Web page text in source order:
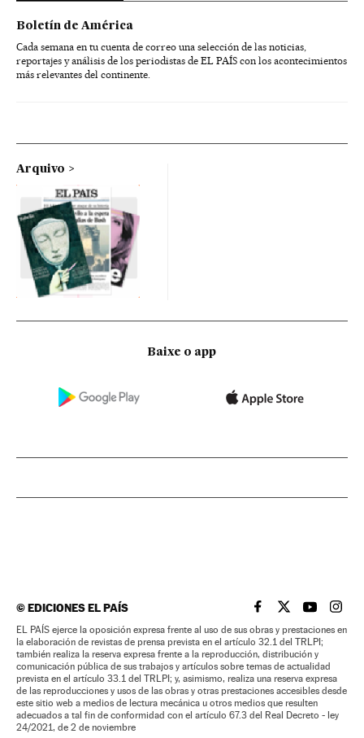
Boletín de América
Cada semana en tu cuenta de correo una selección de las noticias,
reportajes y análisis de los periodistas de EL PAÍS con los acontecimientos
más relevantes del continente.
Arquivo
Baixe o app
©EDICIONES EL PAÍS EL PAÍS BRASIL EN
EL PAÍSEL PAÍS
EL
EL PAÍS ejerce la oposición expresa frente al uso de sus obras y prestaciones en
la elaboración de revistas de prensa prevista en el artículo 32.1 del TRLPI;
también realiza la reserva expresa frente a la reproducción, distribución y
comunicación pública de sus trabajos y artículos sobre temas de actualidad
prevista en el artículo 33.1 del TRLPI; y, asimismo, realiza una reserva expresa
de las reproducciones y usos de las obras y otras prestaciones accesibles desde
este sitio web a medios de lectura mecánica u otros medios que resulten
adecuados a tal fin de conformidad con el artículo 67.3 del Real Decreto - ley
24/2021, de 2 de noviembre